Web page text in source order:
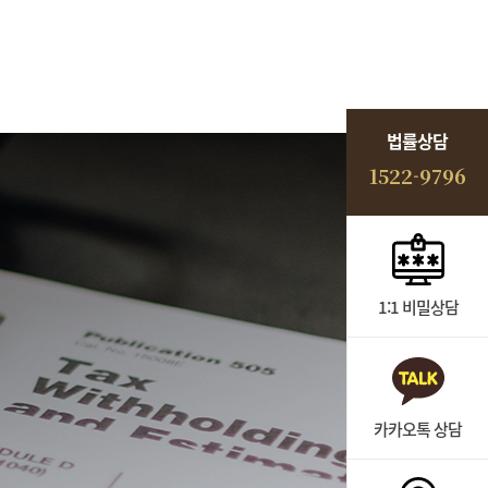
법률상담
1522-9796
1:1 비밀상담
카카오톡 상담